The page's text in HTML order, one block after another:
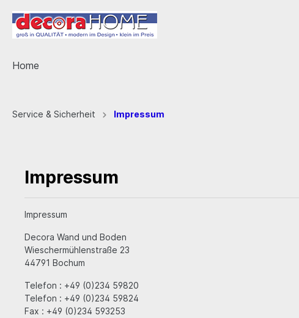
Home
Service & Sicherheit Impressum
Impressum
Impressum
Decora Wand und Boden
Wieschermühlenstraße 23
44791 Bochum
Telefon : +49 (0)234 59820
Telefon : +49 (0)234 59824
Fax : +49 (0)234 593253